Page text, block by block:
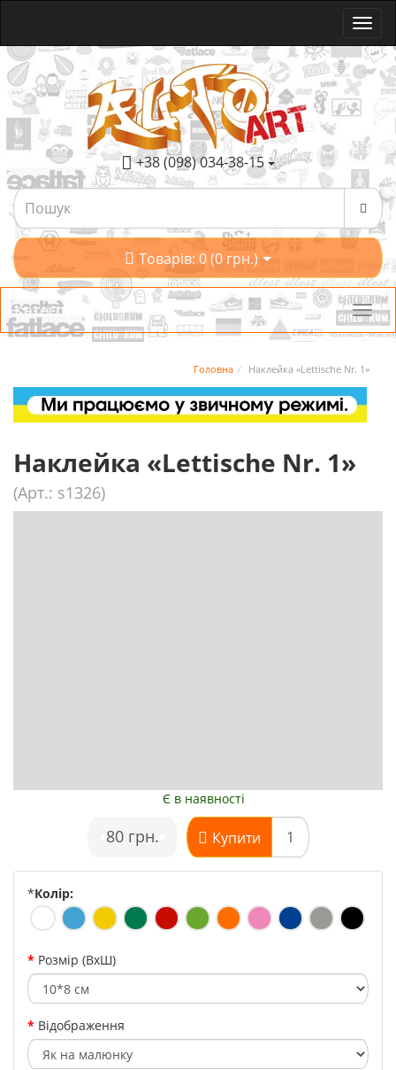
+38 (098) 034-38-15
Товарів: 0 (0 грн.)
Категорії
Головна Наклейка «Lettische Nr. 1»
Наклейка «Lettische Nr. 1»
(Арт.: s1326)
Є в наявності
80 грн. Купити
*Колір:
Розмір (ВхШ)
Відображення